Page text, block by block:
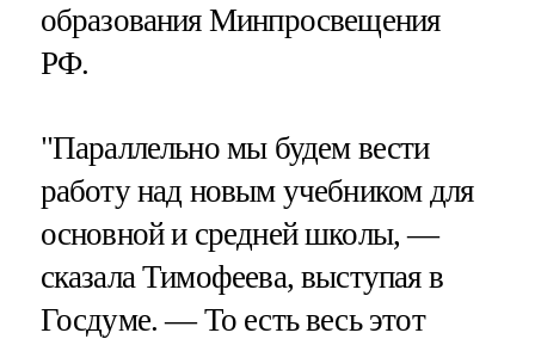
образования Минпросвещения
РФ.
"Параллельно мы будем вести
работу над новым учебником для
основной и средней школы, —
сказала Тимофеева, выступая в
Госдуме. — То есть весь этот